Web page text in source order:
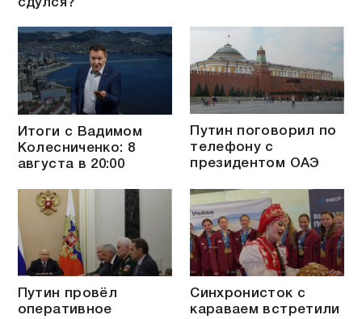
сдулся?
Итоги с Вадимом
Колесниченко: 8
августа в 20:00
Путин поговорил по
телефону с
президентом ОАЭ
Путин провёл
оперативное
Синхронисток с
караваем встретили